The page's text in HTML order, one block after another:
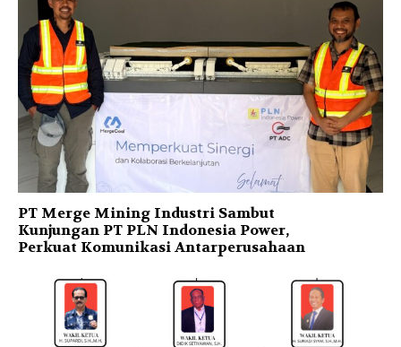
PT Merge Mining Industri Sambut
Kunjungan PT PLN Indonesia Power,
Perkuat Komunikasi Antarperusahaan